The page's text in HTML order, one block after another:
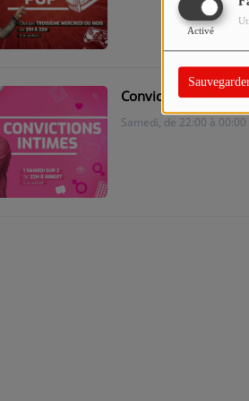
Activé
Convictions Intimes
Samedi, de 22:00 à 00:00